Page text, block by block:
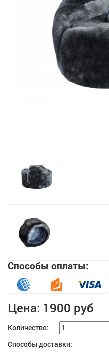
Способы оплаты:
Цена: 1900 руб
Количество:
Способы доставки: